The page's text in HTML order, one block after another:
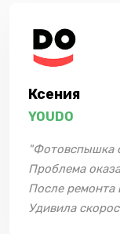
Ксения
YOUDO
"Фотовспышка
Проблема
После ремонта
Удивила